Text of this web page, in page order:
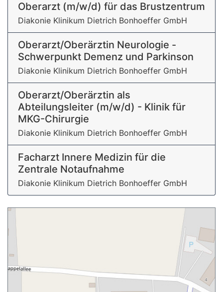
Oberarzt (m/w/d) für das Brustzentrum
Diakonie Klinikum Dietrich Bonhoeffer GmbH
Oberarzt/Oberärztin Neurologie -
Schwerpunkt Demenz und Parkinson
Diakonie Klinikum Dietrich Bonhoeffer GmbH
Oberarzt/Oberärztin als
Abteilungsleiter (m/w/d) - Klinik für
MKG-Chirurgie
Diakonie Klinikum Dietrich Bonhoeffer GmbH
Facharzt Innere Medizin für die
Zentrale Notaufnahme
Diakonie Klinikum Dietrich Bonhoeffer GmbH